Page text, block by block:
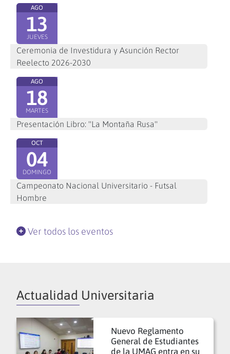
AGO
13
JUEVES
Ceremonia de Investidura y Asunción Rector
Reelecto 2026-2030
AGO
18
MARTES
Presentación Libro: "La Montaña Rusa"
OCT
04
DOMINGO
Campeonato Nacional Universitario - Futsal
Hombre
Ver todos los eventos
Actualidad Universitaria
Nuevo Reglamento
General de Estudiantes
de la UMAG entra en su